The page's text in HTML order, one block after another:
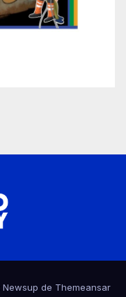
Newsup de Themeansar